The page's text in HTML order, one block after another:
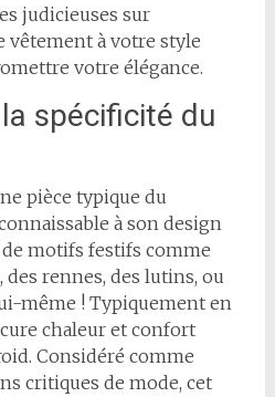
judicieuses sur
à votre style
votre élégance.
spécificité du
pièce typique du
à son design
motifs festifs comme
rennes, des lutins, ou
même ! Typiquement en
chaleur et confort
Considéré comme
critiques de mode, cet